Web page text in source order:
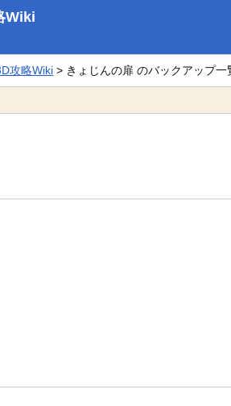
Wiki
攻略Wiki > きょじんの扉 のバックアップ一